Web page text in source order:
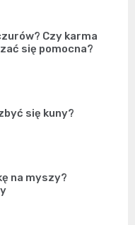
Czy karma
się pomocna?
się kuny?
na myszy?